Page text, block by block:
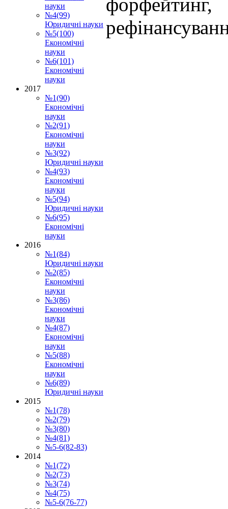
науки
№4(99)
Юридичні науки
№5(100)
Економічні
науки
№6(101)
Економічні
науки
2017
№1(90)
Економічні
науки
№2(91)
Економічні
науки
№3(92)
Юридичні науки
№4(93)
Економічні
науки
№5(94)
Юридичні науки
№6(95)
Економічні
науки
2016
№1(84)
Юридичні науки
№2(85)
Економічні
науки
№3(86)
Економічні
науки
№4(87)
Економічні
науки
№5(88)
Економічні
науки
№6(89)
Юридичні науки
2015
№1(78)
№2(79)
№3(80)
№4(81)
№5-6(82-83)
2014
№1(72)
№2(73)
№3(74)
№4(75)
№5-6(76-77)